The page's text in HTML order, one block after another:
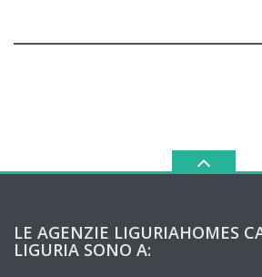
LE AGENZIE LIGURIAHOMES
LIGURIA SONO A: